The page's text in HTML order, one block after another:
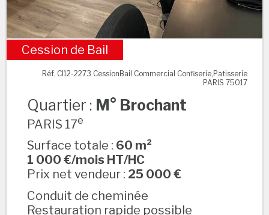
M° Brochant
Cession de Bail
Réf. CI12-2273 CessionBail Commercial Confiserie,Patisserie
PARIS 75017
Quartier : M° Brochant
PARIS 17e
Surface totale : 60 m²
1 000 €/mois HT/HC
Prix net vendeur : 25 000 €
Conduit de cheminée
Restauration rapide possible